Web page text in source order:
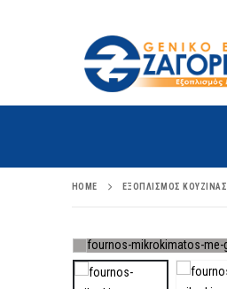
HOME ΕΞΟΠΛΙΣΜΌΣ ΚΟΥΖΊΝΑΣ